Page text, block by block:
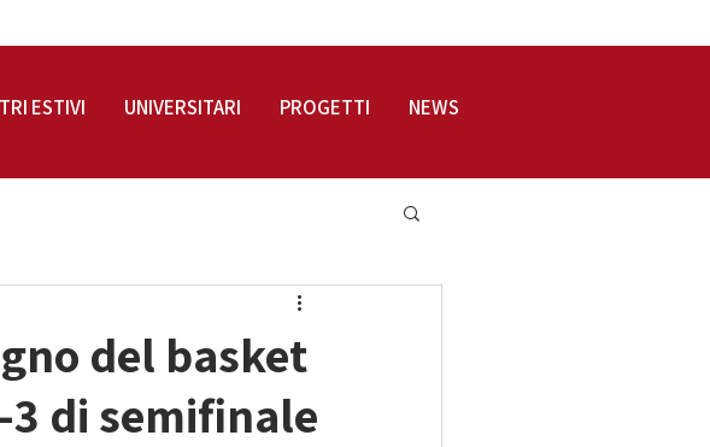
del basket
di semifinale
ESTIVI UNIVERSITARI PROGETTI NEWS